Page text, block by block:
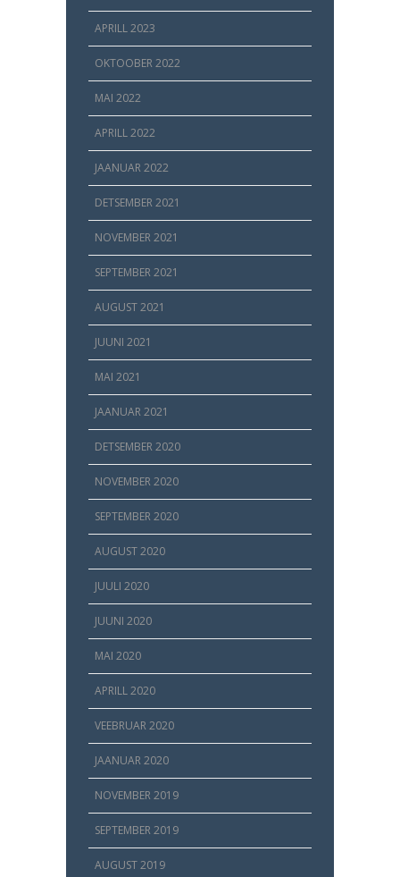
APRILL 2023
OKTOOBER 2022
MAI 2022
APRILL 2022
JAANUAR 2022
DETSEMBER 2021
NOVEMBER 2021
SEPTEMBER 2021
AUGUST 2021
JUUNI 2021
MAI 2021
JAANUAR 2021
DETSEMBER 2020
NOVEMBER 2020
SEPTEMBER 2020
AUGUST 2020
JUULI 2020
JUUNI 2020
MAI 2020
APRILL 2020
VEEBRUAR 2020
JAANUAR 2020
NOVEMBER 2019
SEPTEMBER 2019
AUGUST 2019